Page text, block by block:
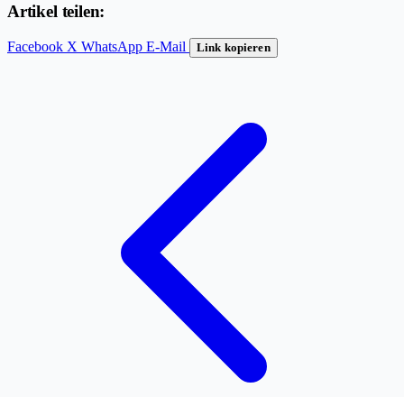
Artikel teilen:
Facebook X WhatsApp E-Mail Link kopieren